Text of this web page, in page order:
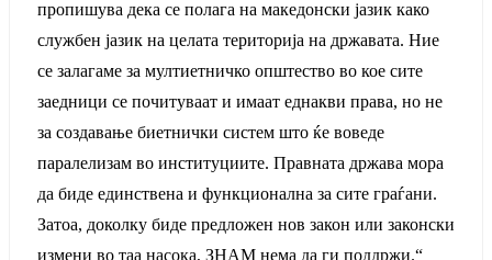
пропишува дека се полага на македонски јазик како
службен јазик на целата територија на државата. Ние
се залагаме за мултиетничко општество во кое сите
заедници се почитуваат и имаат еднакви права, но не
за создавање биетнички систем што ќе воведе
паралелизам во институциите. Правната држава мора
да биде единствена и функционална за сите граѓани.
Затоа, доколку биде предложен нов закон или законски
измени во таа насока, ЗНАМ нема да ги поддржи.“